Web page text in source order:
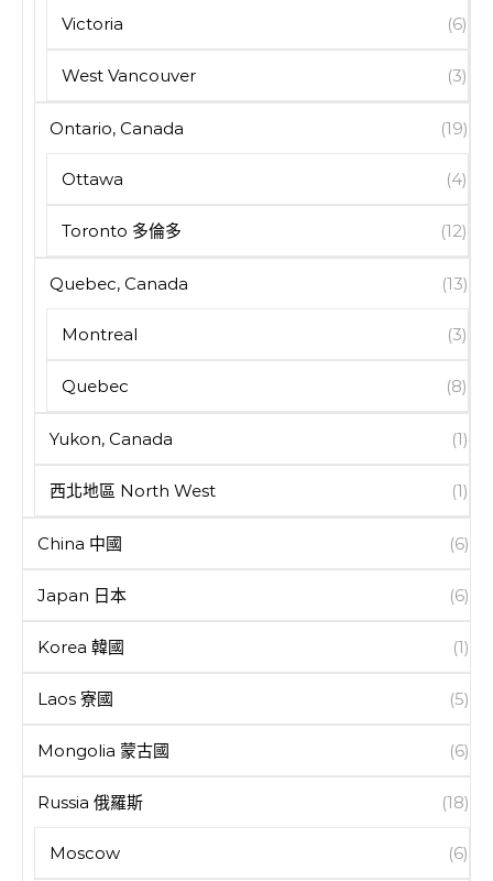
Victoria (6)
West Vancouver (3)
Ontario, Canada (19)
Ottawa (4)
Toronto 多倫多 (12)
Quebec, Canada (13)
Montreal (3)
Quebec (8)
Yukon, Canada (1)
西北地區 North West (1)
China 中國 (6)
Japan 日本 (6)
Korea 韓國 (1)
Laos 寮國 (5)
Mongolia 蒙古國 (6)
Russia 俄羅斯 (18)
Moscow (6)